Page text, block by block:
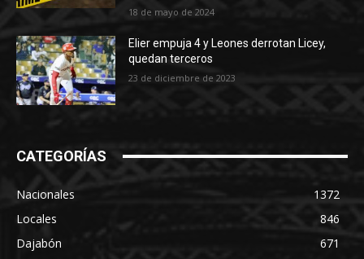
18 de mayo de 2024
Elier empuja 4 y Leones derrotan Licey,
quedan terceros
23 de diciembre de 2023
CATEGORÍAS
Nacionales
1372
Locales
846
Dajabón
671